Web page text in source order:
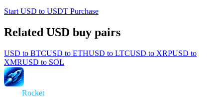
Start USD to USDT Purchase
Related USD buy pairs
USD to BTCUSD to ETHUSD to LTCUSD to XRPUSD to
XMRUSD to SOL
Rocket